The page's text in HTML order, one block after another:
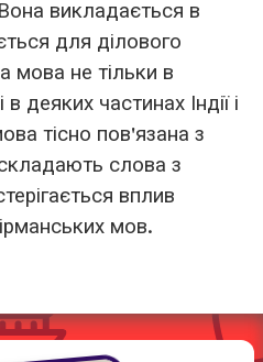
викладається в
для ділового
мова не тільки в
деяких частинах Індії і
тісно пов'язана з
слова з
вплив
мов.